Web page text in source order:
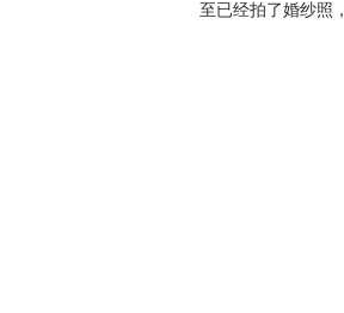
至已经拍了婚纱照